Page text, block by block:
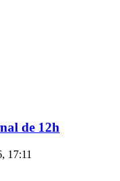
de 12h
17:11